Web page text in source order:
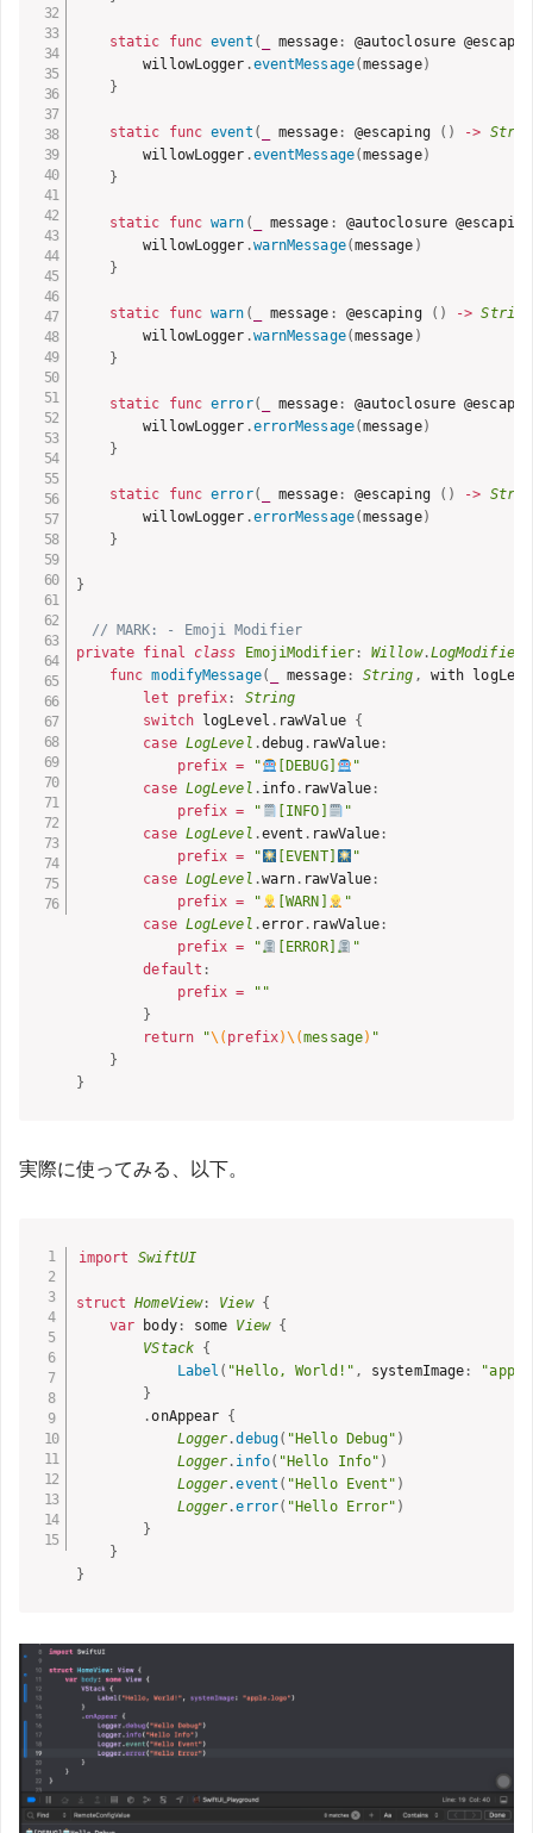
static func event ( message:
@autoclosure
        willowLogger
.eventMessage(message)
}
static func event ( message: @escaping ( ) ->
        willowLogger
.eventMessage(message)
}
static func warn ( message :
@autoclosure
        willowLogger
.warnMessage(message )
}
static func warn ( message : @escaping ( ) -> String
        willowLogger
.warnMessage(message )
}
static func error( message:
@autoclosure
        willowLogger
.errorMessage(message)
}
static func error( message: @escaping ( ) ->
        willowLogger
.errorMessage(message)
}
}
// MARK: - Emoji Modifier
private final class EmojiModifier: Willow.LogModifier
func modifyMessage( message: String ,
with
let
prefix :
String
switch logLevel . rawValue {
case LogLevel .debug . rawValue :
prefix = " [DEBUG]
"
case LogLevel . info . rawValue :
prefix = " [INFO]
"
case LogLevel .event . rawValue :
prefix = " [EVENT]
"
case LogLevel .warn . rawValue :
prefix = " [WARN]
"
case LogLevel .error . rawValue :
prefix = " [ERROR]
"
default :
prefix =
""
}
return
"\( prefix)\(message) "
}
}
実際に使ってみる、以下。
import SwiftUI
struct HomeView: View {
var body: some View {
VStack {
Label ( "Hello, World!" , systemImage :
}
.onAppear {
Logger .debug( "Hello Debug" )
Logger . info( "Hello Info" )
Logger .event ( "Hello Event" )
Logger .error( "Hello Error" )
}
}
}